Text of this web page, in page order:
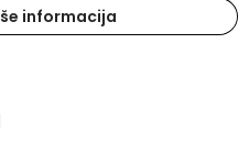
informacija